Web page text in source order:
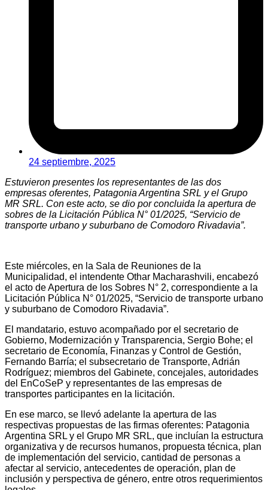
24 septiembre, 2025
Estuvieron presentes los representantes de las dos
empresas oferentes, Patagonia Argentina SRL y el Grupo
MR SRL. Con este acto, se dio por concluida la apertura de
sobres de la Licitación Pública N° 01/2025, “Servicio de
transporte urbano y suburbano de Comodoro Rivadavia”.
Este miércoles, en la Sala de Reuniones de la
Municipalidad, el intendente Othar Macharashvili, encabezó
el acto de Apertura de los Sobres N° 2, correspondiente a la
Licitación Pública N° 01/2025, “Servicio de transporte urbano
y suburbano de Comodoro Rivadavia”.
El mandatario, estuvo acompañado por el secretario de
Gobierno, Modernización y Transparencia, Sergio Bohe; el
secretario de Economía, Finanzas y Control de Gestión,
Fernando Barría; el subsecretario de Transporte, Adrián
Rodríguez; miembros del Gabinete, concejales, autoridades
del EnCoSeP y representantes de las empresas de
transportes participantes en la licitación.
En ese marco, se llevó adelante la apertura de las
respectivas propuestas de las firmas oferentes: Patagonia
Argentina SRL y el Grupo MR SRL, que incluían la estructura
organizativa y de recursos humanos, propuesta técnica, plan
de implementación del servicio, cantidad de personas a
afectar al servicio, antecedentes de operación, plan de
inclusión y perspectiva de género, entre otros requerimientos